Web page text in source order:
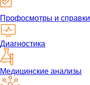
Профосмотры и справки
Диагностика
Медицинские анализы